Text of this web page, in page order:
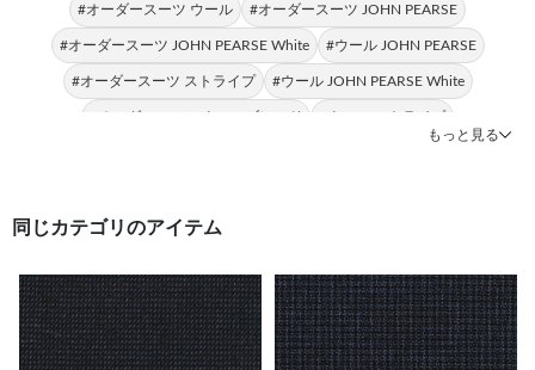
#オーダースーツ ウール #オーダースーツ JOHN PEARSE
#オーダースーツ JOHN PEARSE White #ウール JOHN PEARSE
#オーダースーツ ストライプ #ウール JOHN PEARSE White
#オーダースーツ ウールブレンド #ウール ストライプ
もっと見る
同じカテゴリのアイテム